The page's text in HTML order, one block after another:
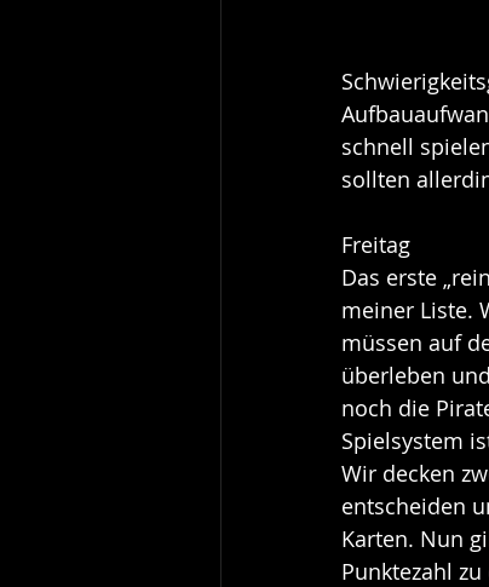
schnell
sollten
Freitag
Das erste
meiner Liste.
müssen auf
überleben
noch die
Spielsystem
Wir decken
entscheiden
Karten. Nun
Punktezahl